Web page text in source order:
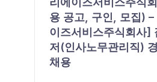
용 공고, 구인, 모집) –
이즈서비스주식회사]
저(인사노무관리직)
채용